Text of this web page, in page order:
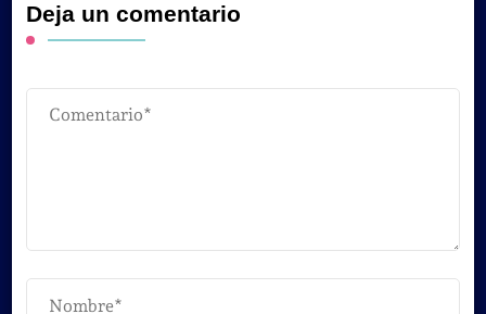
Deja un comentario